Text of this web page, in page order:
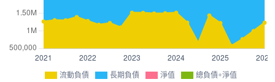
流動負債 長期負債 淨值 總負債+淨值